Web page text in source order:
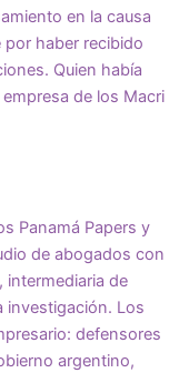
en la causa
por haber recibido
Quien había
de los Macri
Panamá Papers y
de abogados con
intermediaria de
investigación. Los
defensores
argentino,